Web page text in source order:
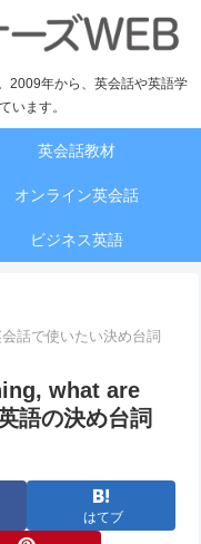
2009年から、英会話や英語学
います。
英会話教材
オンライン英会話
ビジネス英語
話で使いたい決め台詞
what are
語の決め台詞
はてブ